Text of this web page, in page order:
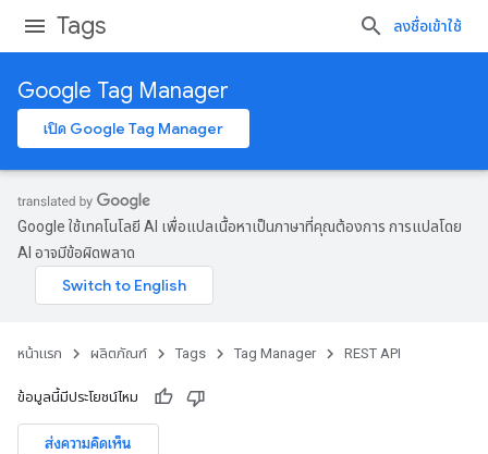
Tags ลงชื่อเข้าใช้
Google Tag Manager
เปิด Google Tag Manager
Google ใช้เทคโนโลยี AI เพื่อแปลเนื้อหาเป็นภาษาที่คุณต้องการ การแปลโดย
AI อาจมีข้อผิดพลาด
หน้าแรก ผลิตภัณฑ์ Tags Tag Manager REST API
ข้อมูลนี้มีประโยชน์ไหม
ส่งความคิดเห็น